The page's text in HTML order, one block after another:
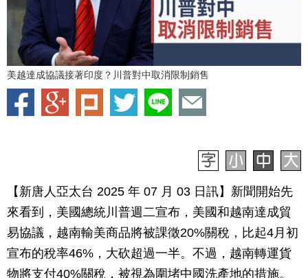
美越達成協議接著印度？川普對中取消限制銷售
【新唐人亞太台 2025 年 07 月 03 日訊】新聞開始先
來看到，美國總統川普週二宣布，美國和越南達成貿
易協議，越南輸美商品將被課徵20%關稅，比起4月初
宣布的稅率46%，大砍超過一半。不過，越南轉運貨
物將支付40%關稅，被視為圍堵中國洗產地的措施。